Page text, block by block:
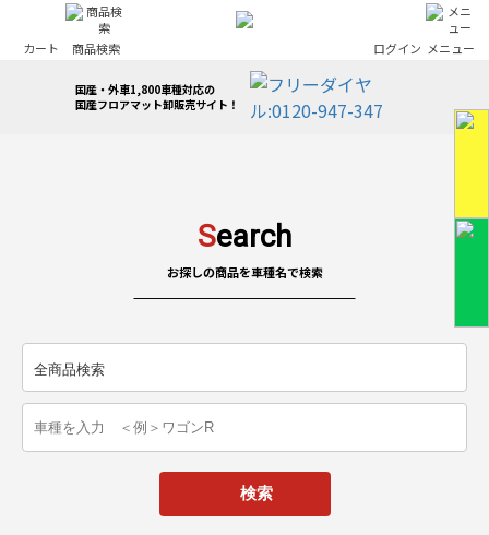
商品検索 ログイン
カート メニュー
国産・外車1,800車種対応の
国産フロアマット卸販売サイト！
Search
お探しの商品を車種名で検索